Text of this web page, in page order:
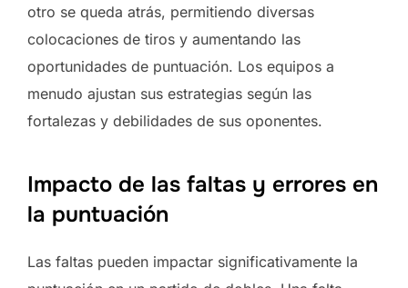
otro se queda atrás, permitiendo diversas
colocaciones de tiros y aumentando las
oportunidades de puntuación. Los equipos a
menudo ajustan sus estrategias según las
fortalezas y debilidades de sus oponentes.
Impacto de las faltas y errores en
la puntuación
Las faltas pueden impactar significativamente la